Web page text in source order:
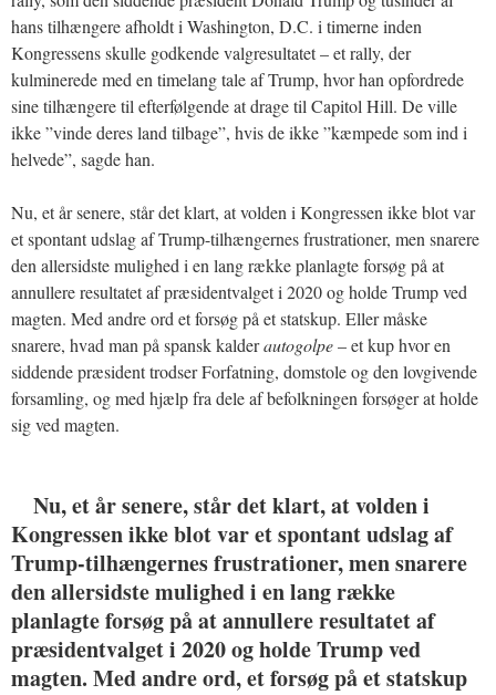
hans tilhængere afholdt i Washington, D.C. i timerne inden
Kongressens skulle godkende valgresultatet – et rally, der
kulminerede med en timelang tale af Trump, hvor han opfordrede
sine tilhængere til efterfølgende at drage til Capitol Hill. De ville
ikke ”vinde deres land tilbage”, hvis de ikke ”kæmpede som ind i
helvede”, sagde han.
Nu, et år senere, står det klart, at volden i Kongressen ikke blot var
et spontant udslag af Trump-tilhængernes frustrationer, men snarere
den allersidste mulighed i en lang række planlagte forsøg på at
annullere resultatet af præsidentvalget i 2020 og holde Trump ved
magten. Med andre ord et forsøg på et statskup. Eller måske
snarere, hvad man på spansk kalderautogolpe– et kup hvor en
siddende præsident trodser Forfatning, domstole og den lovgivende
forsamling, og med hjælp fra dele af befolkningen forsøger at holde
sig ved magten.
Nu, et år senere, står det klart, at volden i
Kongressen ikke blot var et spontant udslag af
Trump-tilhængernes frustrationer, men snarere
den allersidste mulighed i en lang række
planlagte forsøg på at annullere resultatet af
præsidentvalget i 2020 og holde Trump ved
magten. Med andre ord, et forsøg på et statskup